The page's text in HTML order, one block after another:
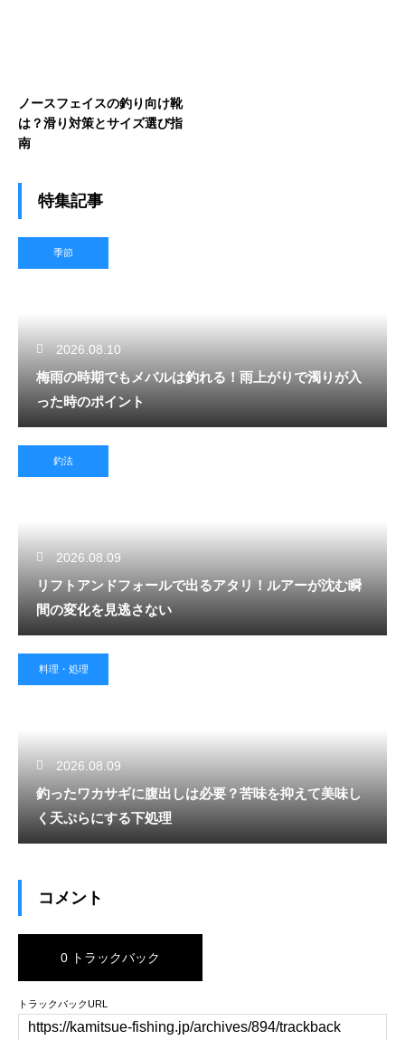
ノースフェイスの釣り向け靴
は？滑り対策とサイズ選び指
南
特集記事
季節
2026.08.10
梅雨の時期でもメバルは釣れる！雨上がりで濁りが入
った時のポイント
釣法
2026.08.09
リフトアンドフォールで出るアタリ！ルアーが沈む瞬
間の変化を見逃さない
料理・処理
2026.08.09
釣ったワカサギに腹出しは必要？苦味を抑えて美味し
く天ぷらにする下処理
コメント
0 トラックバック
トラックバックURL